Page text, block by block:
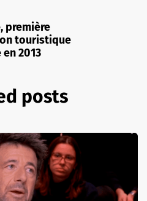
première
touristique
2013
posts